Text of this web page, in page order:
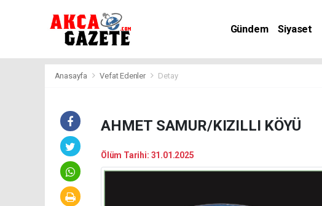
Gündem Siyaset
Anasayfa Vefat Edenler Detay
AHMET SAMUR/KIZILLI KÖYÜ
Ölüm Tarihi: 31.01.2025